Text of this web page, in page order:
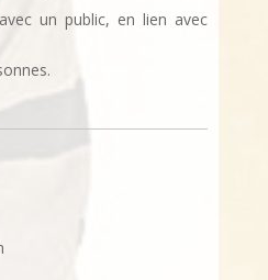
un public, en lien avec